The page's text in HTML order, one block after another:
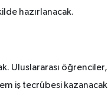
hazırlanacak.
Uluslararası öğrenciler,
iş tecrübesi kazanacak